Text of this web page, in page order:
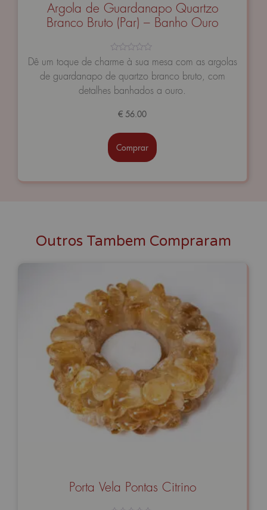
Argola de Guardanapo Quartzo
Branco Bruto (Par) – Banho Ouro
Avaliação
0
de
5
Dê um toque de charme à sua mesa com as argolas
de guardanapo de quartzo branco bruto, com
detalhes banhados a ouro.
€ 56.00
Comprar
Outros Tambem Compraram
Porta Vela Pontas Citrino